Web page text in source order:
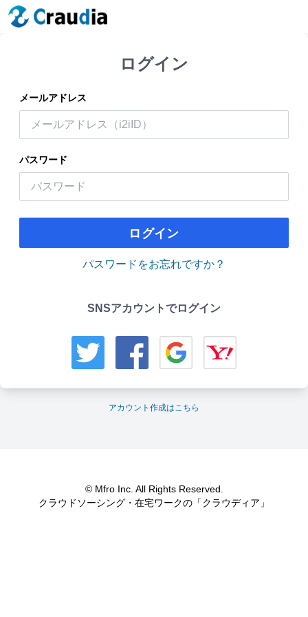
ログイン
メールアドレス
パスワード
ログイン
パスワードをお忘れですか？
SNSアカウントでログイン
アカウント作成はこちら
© Mfro Inc. All Rights Reserved.
クラウドソーシング・在宅ワークの「クラウディア」